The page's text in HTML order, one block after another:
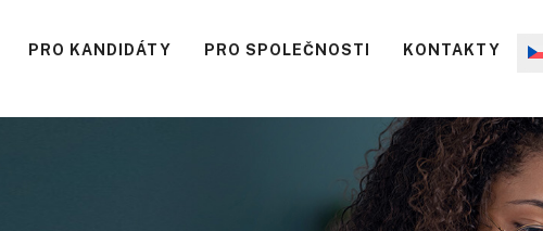
PRO KANDIDÁTY PRO SPOLEČNOSTI KONTAKTY